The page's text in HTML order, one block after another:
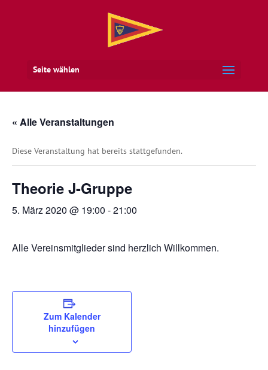
Seite wählen
« Alle Veranstaltungen
Diese Veranstaltung hat bereits stattgefunden.
Theorie J-Gruppe
5. März 2020 @ 19:00 -21:00
Alle Vereinsmitglieder sind herzlich Willkommen.
Zum Kalender
hinzufügen